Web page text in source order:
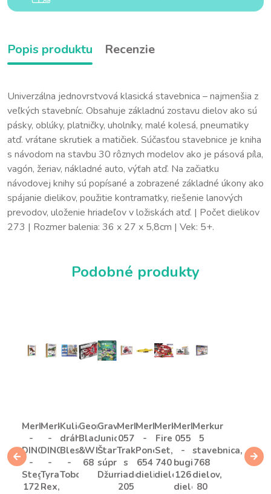
Popis produktu Recenzie
Univerzálna jednovrstvová klasická stavebnica – najmenšia z
veľkých stavebníc. Obsahuje základnú zostavu dielov ako sú
pásky, oblúky, platničky, uholníky, malé kolesá, pneumatiky
atď. vrátane skrutiek a matičiek. Súčasťou stavebnice je kniha
s návodom na stavbu 30 rôznych modelov ako je pásová píla,
vagón, žeriav, nákladné auto, výťah atď. Na začiatku
návodovej knihy sú popísané a zobrazené základné úkony ako
spájanie dielikov, použitie kontramatky, riešenie lanových
prevodov, uloženie hriadeľov v ložiskách atď. | Počet dielikov
273 | Rozmer balenia: 36 x 27 x 5,8cm | Vek: 5+.
Podobné produkty
Merkur
-
DINO
-
Stegosaurus,
172
Merkur
-
DINO
-
Tyranosaurus
Rex,
Kuličková
dráha
Blesk
-
Tobogan
Geomag
Black
&White
68
GraviTrax
Junior
Štartovacia
súprava
Džungľa
Merkur
057
Traktor
s
riadením,
205
Merkur
-
Ponorka,
654
dielikov
Merkur
Fire
Set,
740
dielov
Merkur
055
-
bugina,
126
dielov
Merkur
5
stavebnica,
768
dielov,
80